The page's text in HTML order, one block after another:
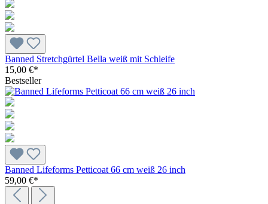
Banned Stretchgürtel Bella weiß mit Schleife
15,00 €*
Bestseller
Banned Lifeforms Petticoat 66 cm weiß 26 inch
59,00 €*